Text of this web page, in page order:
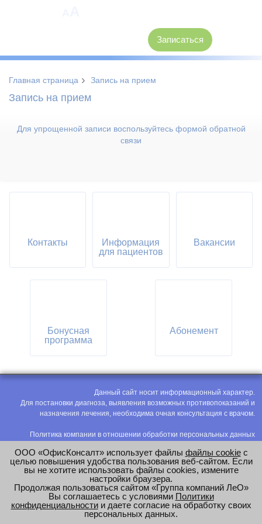
Записаться
Главная страница › Запись на прием
Запись на прием
Для упрощенной записи воспользуйтесь формой обратной
связи
Контакты
Информация
для пациентов
Вакансии
Бонусная
программа
Абонемент
Данный сайт носит информационный характер.
Для постановки диагноза, выявления возможных противопоказаний и
назначения лечения, необходима очная консультация с врачом.
Политика компании в отношении обработки персональных данных
Соглашение на обработку персональных данных
Оценка труда
e-mail:office@modus-leo.ru
ООО «ОфисКонсалт» использует файлы файлы cookieс
целью повышения удобства пользования веб-сайтом. Если
вы не хотите использовать файлы cookies, измените
настройки браузера.
Продолжая пользоваться сайтом «Группа компаний ЛеО»
Вы соглашаетесь с условиями Политики
конфиденциальностии даете согласие на обработку своих
персональных данных.